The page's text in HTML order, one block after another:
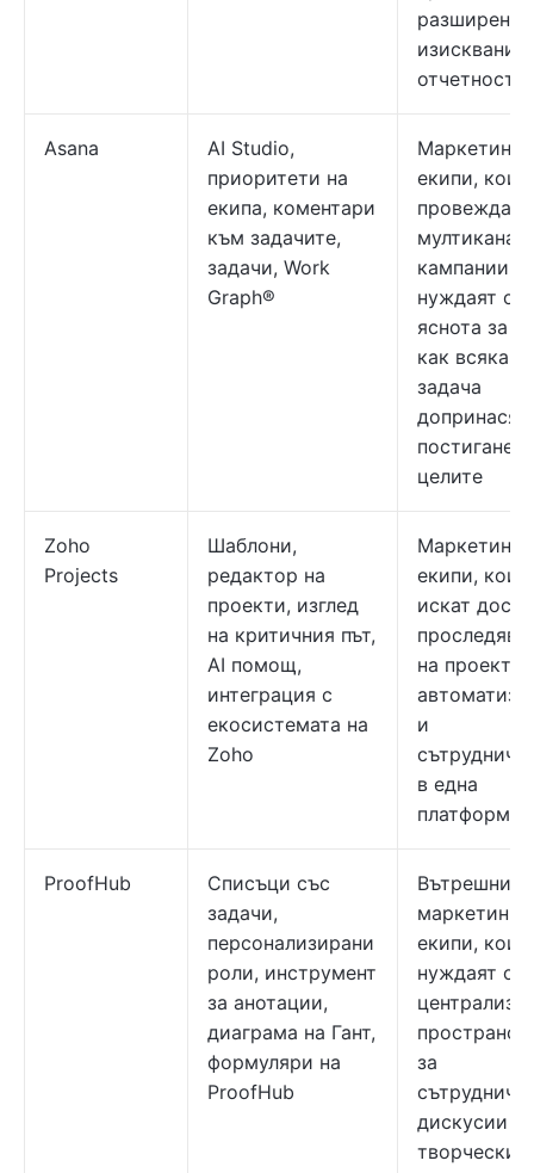
разширени
изисквания
отчетност
Asana
AI Studio,
приоритети на
екипа, коментари
към задачите,
задачи, Work
Graph®
Маркетинг
екипи,
провеждат
кампании и
нуждаят от
яснота за
как всяка
задача
допринася
целите
Zoho
Projects
Шаблони,
редактор на
проекти, изглед
на критичния път,
AI помощ,
интеграция с
екосистемата на
Zoho
Маркетинг
екипи,
искат
на проекти,
и
в една
платформа
ProofHub
Списъци със
задачи,
персонализирани
роли, инструмент
за анотации,
диаграма на Гант,
формуляри на
ProofHub
Вътрешни
екипи,
нуждаят от
за
дискусии и
творчески